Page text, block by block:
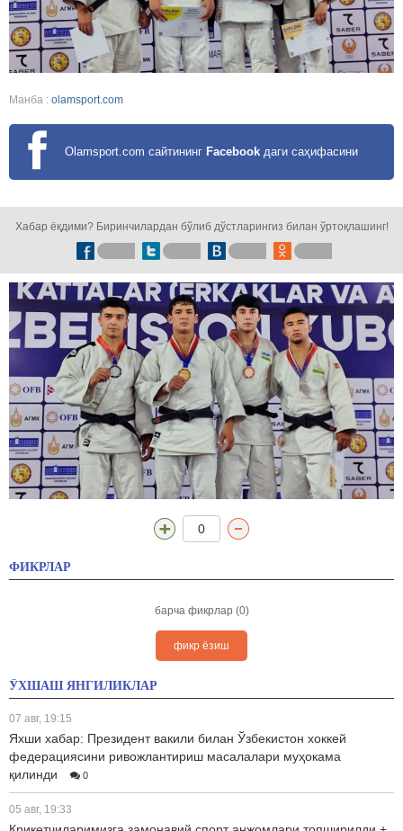
Манба : olamsport.com
Olamsport.com сайтининг Facebook даги саҳифасини
Хабар ёқдими? Биринчилардан бўлиб дўстларингиз билан ўртоқлашинг!
0
ФИКРЛАР
барча фикрлар (0)
фикр ёзиш
ЎХШАШ ЯНГИЛИКЛАР
07 авг, 19:15
Яхши хабар: Президент вакили билан Ўзбекистон хоккей
федерациясини ривожлантириш масалалари муҳокама
қилинди
0
05 авг, 19:33